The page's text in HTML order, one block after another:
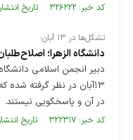
کد خبر: ۳۲۶۲۲۲ تاریخ انتشار : ۱۳۹۷/۰۸/۲۵
تشکل‌ها در ۱۳ آبان؛
دانشگاه الزهرا؛
دبیر انجمن اسلامی
۱۳آبان در نظر گرفته
در آن و پاسخگویی نیستند.
کد خبر: ۳۲۲۳۱۷ تاریخ انتشار : ۱۳۹۷/۰۸/۱۱